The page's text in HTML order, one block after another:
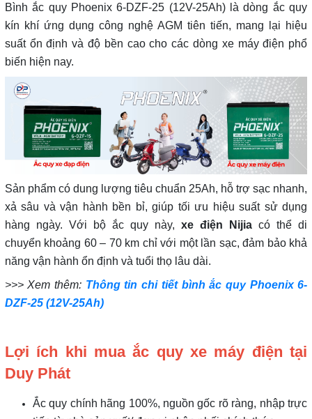
Bình ắc quy Phoenix 6-DZF-25 (12V-25Ah) là dòng ắc quy
kín khí ứng dụng công nghệ AGM tiên tiến, mang lại hiệu
suất ổn định và độ bền cao cho các dòng xe máy điện phổ
biến hiện nay.
Sản phẩm có dung lượng tiêu chuẩn 25Ah, hỗ trợ sạc nhanh,
xả sâu và vận hành bền bỉ, giúp tối ưu hiệu suất sử dụng
hàng ngày. Với bộ ắc quy này,xe điện Nijia có thể di
chuyển khoảng 60 – 70 km chỉ với một lần sạc, đảm bảo khả
năng vận hành ổn định và tuổi thọ lâu dài.
>>> Xem thêm: Thông tin chi tiết bình ắc quy Phoenix 6-
DZF-25 (12V-25Ah)
Lợi ích khi mua ắc quy xe máy điện tại
Duy Phát
Ắc quy chính hãng 100%, nguồn gốc rõ ràng, nhập trực